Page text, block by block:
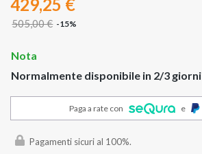
429,25 €
505,00 € -15%
Nota
Normalmente disponibile in 2/3 giorni
Paga a rate con e
Pagamenti sicuri al 100%.